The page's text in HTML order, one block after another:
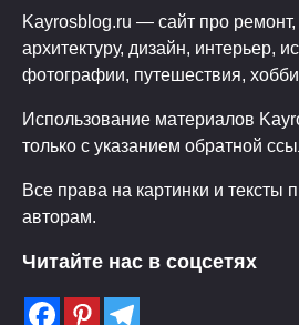
Kayrosblog.ru — сайт про ремонт,
архитектуру, дизайн, интерьер,
фотографии, путешествия,
Использование материалов
только с указанием обратной
Все права на картинки и тексты
авторам.
Читайте нас в соцсетях